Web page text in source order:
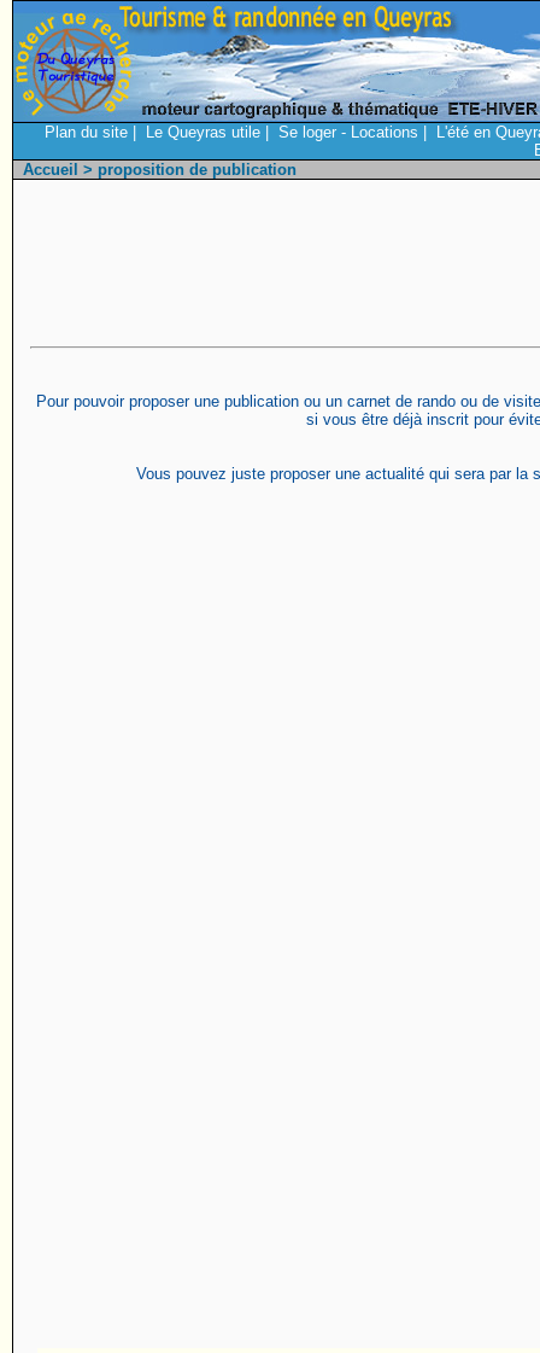
Plan du site Le Queyras utile Se loger - Locations
L'été en
Accueil > proposition de publication
Pour pouvoir proposer une publication ou un carnet de rando ou de
si vous être déjà inscrit pour
Vous pouvez juste proposer une actualité qui sera par la